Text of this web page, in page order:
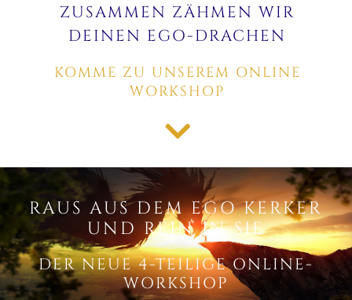
ZUSAMMEN ZÄHMEN WIR
DEINEN EGO-DRACHEN
KOMME ZU UNSEREM ONLINE
WORKSHOP
RAUS AUS DEM EGO KERKER
UND REIN IN SIE
DER NEUE 4-TEILIGE ONLINE-
WORKSHOP